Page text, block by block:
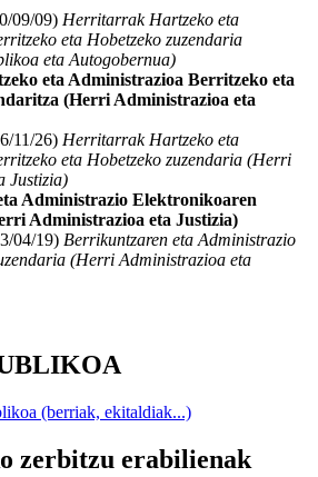
09/09) Herritarrak Hartzeko eta
eta Hobetzeko zuzendaria
eta Autogobernua)
eta Administrazioa Berritzeko eta
(Herri Administrazioa eta
11/26) Herritarrak Hartzeko eta
eta Hobetzeko zuzendaria (Herri
Justizia)
Administrazio Elektronikoaren
Administrazioa eta Justizia)
04/19) Berrikuntzaren eta Administrazio
(Herri Administrazioa eta
(berriak, ekitaldiak...)
zerbitzu erabilienak